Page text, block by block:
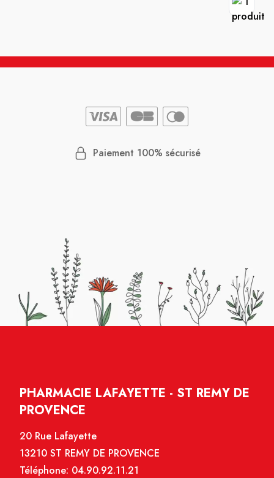
Paiement 100% sécurisé
PHARMACIE LAFAYETTE - ST REMY DE
PROVENCE
20 Rue Lafayette
13210 ST REMY DE PROVENCE
Téléphone: 04.90.92.11.21